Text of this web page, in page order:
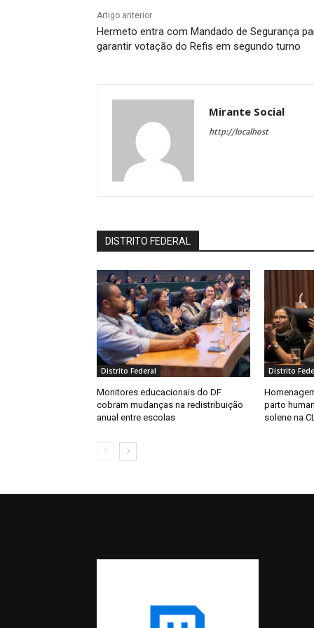
Artigo anterior
Hermeto entra com Mandado de Segurança
garantir votação do Refis em segundo turno
Mirante Social
http://localhost
DISTRITO FEDERAL
Distrito Federal
Monitores educacionais do DF
cobram mudanças na redistribuição
anual entre escolas
Distrito
parto
solene na